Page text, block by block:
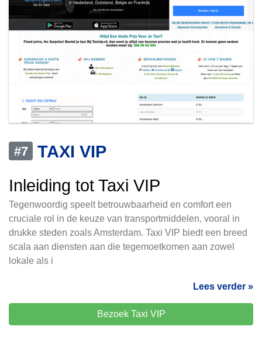
#7
TAXI VIP
Inleiding tot Taxi VIP
Tegenwoordig speelt betrouwbaarheid en comfort een
cruciale rol in de keuze van transportmiddelen, vooral in
drukke steden zoals Amsterdam. Taxi VIP biedt een breed
scala aan diensten aan die tegemoetkomen aan zowel
lokale als i
Lees verder »
Bezoek Taxi VIP